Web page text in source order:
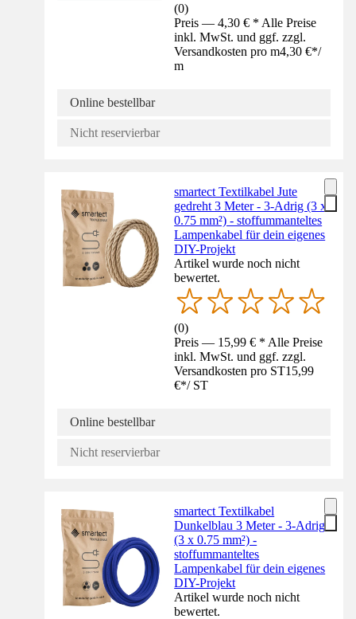
(0)
Preis — 4,30 € * Alle Preise
inkl. MwSt. und ggf. zzgl.
Versandkosten pro m4,30 €*/
m
Online bestellbar
Nicht reservierbar
smartect Textilkabel Jute
gedreht 3 Meter - 3-Adrig (3 x
0.75 mm²) - stoffummanteltes
Lampenkabel für dein eigenes
DIY-Projekt
Artikel wurde noch nicht
bewertet.
(0)
Preis — 15,99 € * Alle Preise
inkl. MwSt. und ggf. zzgl.
Versandkosten pro ST15,99
€*/ ST
Online bestellbar
Nicht reservierbar
smartect Textilkabel
Dunkelblau 3 Meter - 3-Adrig
(3 x 0.75 mm²) -
stoffummanteltes
Lampenkabel für dein eigenes
DIY-Projekt
Artikel wurde noch nicht
bewertet.